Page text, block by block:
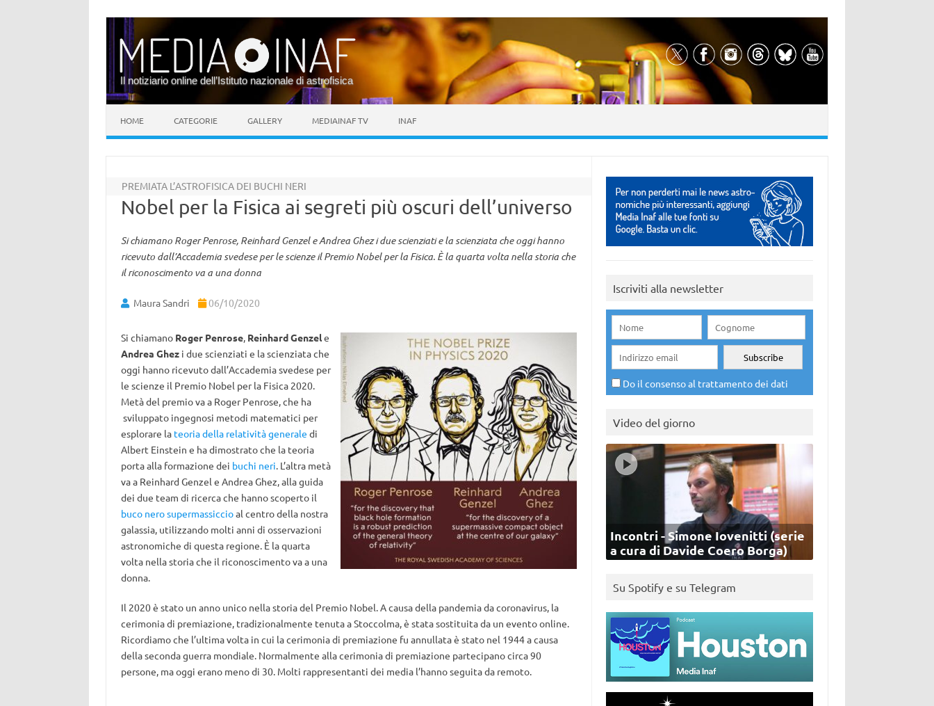
Il notiziario online dell’Istituto nazionale di astrofisica
HOME CATEGORIE GALLERY MEDIAINAF TV INAF
PREMIATA L’ASTROFISICA DEI BUCHI NERI
Nobel per la Fisica ai segreti più oscuri dell’universo
Si chiamano Roger Penrose, Reinhard Genzel e Andrea Ghez i due scienziati e la scienziata che oggi hanno
ricevuto dall’Accademia svedese per le scienze il Premio Nobel per la Fisica. È la quarta volta nella storia che
il riconoscimento va a una donna
Maura Sandri 06/10/2020
Si chiamano Roger Penrose, Reinhard Genzele
Andrea Ghezi due scienziati e la scienziata che
oggi hanno ricevuto dall’Accademia svedese per
le scienze il Premio Nobel per la Fisica 2020.
Metà del premio va a Roger Penrose, che ha
sviluppato ingegnosi metodi matematici per
esplorare la teoria della relatività generale di
Albert Einstein e ha dimostrato che la teoria
porta alla formazione dei buchi neri. L’altra metà
va a Reinhard Genzel e Andrea Ghez, alla guida
dei due team di ricerca che hanno scoperto il
buco nero supermassiccioal centro della nostra
galassia, utilizzando molti anni di osservazioni
astronomiche di questa regione. È la quarta
volta nella storia che il riconoscimento va a una
donna.
Il 2020 è stato un anno unico nella storia del Premio Nobel. A causa della pandemia da coronavirus, la
cerimonia di premiazione, tradizionalmente tenuta a Stoccolma, è stata sostituita da un evento online.
Ricordiamo che l’ultima volta in cui la cerimonia di premiazione fu annullata è stato nel 1944 a causa
della seconda guerra mondiale. Normalmente alla cerimonia di premiazione partecipano circa 90
persone, ma oggi erano meno di 30. Molti rappresentanti dei media l’hanno seguita da remoto.
Iscriviti alla newsletter
Do il consenso al trattamento dei dati
Video del giorno
Incontri - Simone Iovenitti (serie
a cura di Davide Coero Borga)
Su Spotify e su Telegram